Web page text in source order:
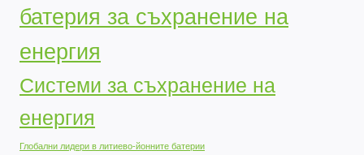
батерия за съхранение на
енергия
Системи за съхранение на
енергия
Глобални лидери в литиево-йонните батерии